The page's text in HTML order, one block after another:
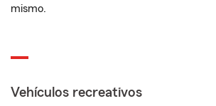
mismo.
Vehículos recreativos